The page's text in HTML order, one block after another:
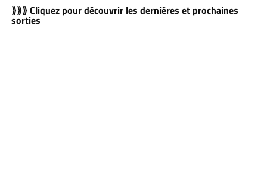
⟫⟫⟫ Cliquez pour découvrir les dernières et prochaines
sorties